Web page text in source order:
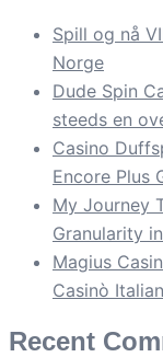
Spill og nå
Norge
Dude Spin
steeds en
Casino
Encore Plus
My Journey
Granularity
Magius
Casinò
Recent